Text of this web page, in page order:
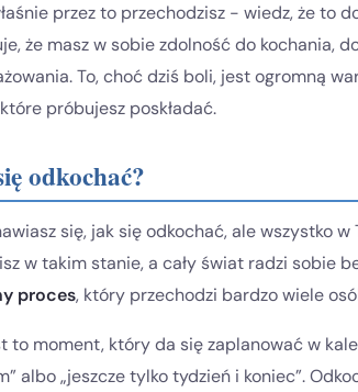
przez to przechodzisz - wiedz, że to
że masz w sobie zdolność do kochania,
To, choć dziś boli, jest ogromną
próbujesz poskładać.
odkochać?
się, jak się odkochać, ale wszystko
w takim stanie, a cały świat radzi sobie
proces, który przechodzi bardzo wiele
to moment, który da się zaplanować w
albo „jeszcze tylko tydzień i koniec”.